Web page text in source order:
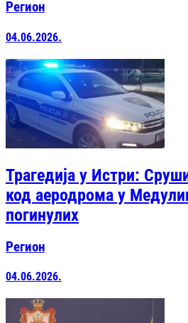
Регион
04.06.2026.
Трагедија у Истри:
код аеродрома у
погинулих
Регион
04.06.2026.